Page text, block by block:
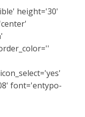
height='30'
font='entypo-